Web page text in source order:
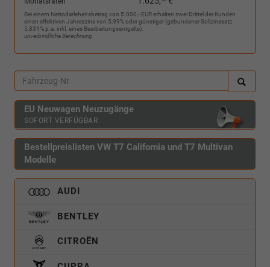
Bei einem Nettodarlehensbetrag von 5.000,- EUR erhalten zwei Drittel der Kunden
einen effektiven Jahreszins von 5,99% oder günstiger (gebundener Sollzinssatz
5,831% p.a. inkl. eines Bearbeitungsentgelts).
unverbindliche Berechnung
EU Neuwagen Neuzugänge
SOFORT VERFÜGBAR
Bestellpreislisten VW T7 California und T7 Multivan
Modelle
AUDI
BENTLEY
CITROËN